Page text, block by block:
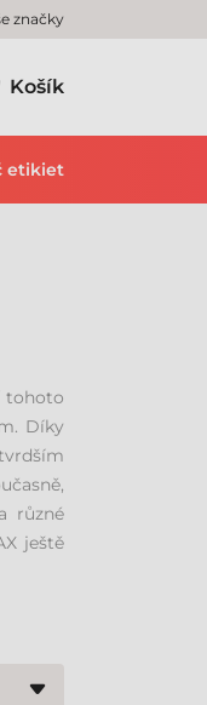
značky
Košík
etikiet
tohoto
Díky
různé
ještě